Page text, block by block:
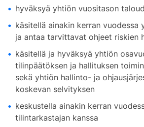
hyväksyä yhtiön vuositason
käsitellä ainakin kerran vuodessa
ja antaa tarvittavat ohjeet riskien
käsitellä ja hyväksyä yhtiön
tilinpäätöksen ja hallituksen
sekä yhtiön hallinto- ja
koskevan selvityksen
keskustella ainakin kerran
tilintarkastajan kanssa